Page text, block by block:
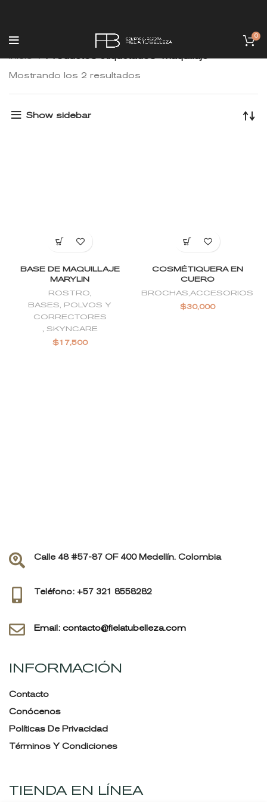
0
Mostrando los 2 resultados
Show sidebar
BASE DE MAQUILLAJE
MARYLIN
ROSTRO,
BASES, POLVOS Y
CORRECTORES
, SKYNCARE
$17,500
COSMÉTIQUERA EN
CUERO
BROCHAS,ACCESORIOS
$30,000
Calle 48 #57-87 OF 400 Medellín. Colombia
Teléfono: +57 321 8558282
Email: contacto@fielatubelleza.com
INFORMACIÓN
Contacto
Conócenos
Políticas De Privacidad
Términos Y Condiciones
TIENDA EN LÍNEA